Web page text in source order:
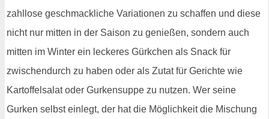
zahllose geschmackliche Variationen zu schaffen und diese
nicht nur mitten in der Saison zu genießen, sondern auch
mitten im Winter ein leckeres Gürkchen als Snack für
zwischendurch zu haben oder als Zutat für Gerichte wie
Kartoffelsalat oder Gurkensuppe zu nutzen. Wer seine
Gurken selbst einlegt, der hat die Möglichkeit die Mischung